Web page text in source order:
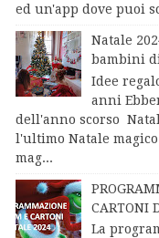
ed un'app dove puoi
Natale
bambini
Idee
anni
dell'anno scorso
l'ultimo Natale
mag...
CARTONI
La